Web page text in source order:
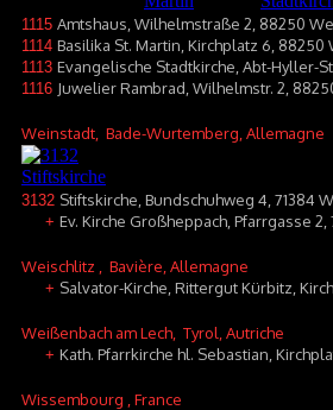
1115 Amtshaus, Wilhelmstraße 2, 88250
1114 Basilika St. Martin, Kirchplatz 6, 88250
1113 Evangelische Stadtkirche, Abt-Hyller-
1116 Juwelier Rambrad, Wilhelmstr. 2,
Weinstadt , Bade-Wurtemberg, Allemagne
3132 Stiftskirche, Bundschuhweg 4, 71384
+ Ev. Kirche Großheppach, Pfarrgasse
Weischlitz , Bavière, Allemagne
+ Salvator-Kirche, Rittergut Kürbitz,
Weißenbach am Lech , Tyrol, Autriche
+ Kath. Pfarrkirche hl. Sebastian,
Wissembourg , France